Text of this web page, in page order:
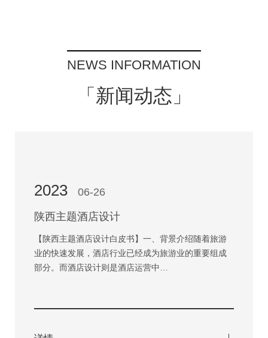
NEWS INFORMATION
「新闻动态」
2023 06-26
陕西主题酒店设计
【陕西主题酒店设计白皮书】一、背景介绍随着旅游
业的快速发展，酒店行业已经成为旅游业的重要组成
部分。而酒店设计则是酒店运营中…